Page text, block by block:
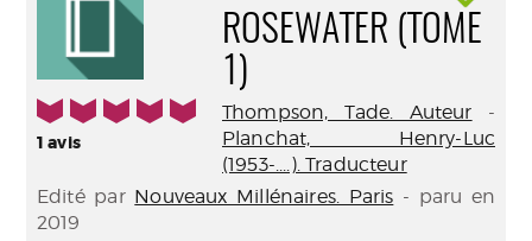
5/5
1avis
ROSEWATER (TOME
1)
Thompson, Tade. Auteur -
Planchat, Henry-Luc
(1953-....). Traducteur
Edité par Nouveaux Millénaires. Paris - paru en
2019